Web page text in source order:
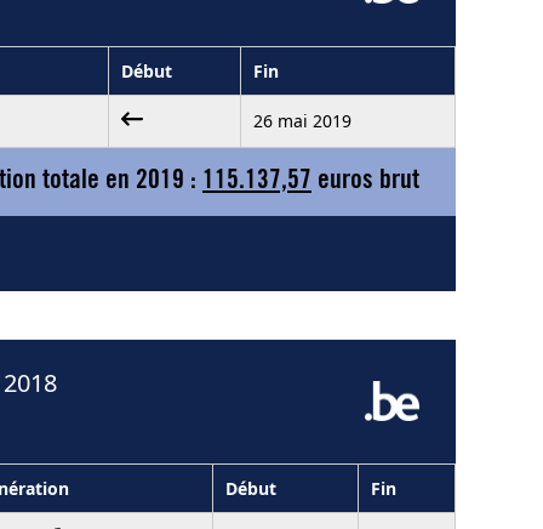
Début Fin
26 mai 2019
totale en 2019 : 115.137,57 euros brut
Début Fin